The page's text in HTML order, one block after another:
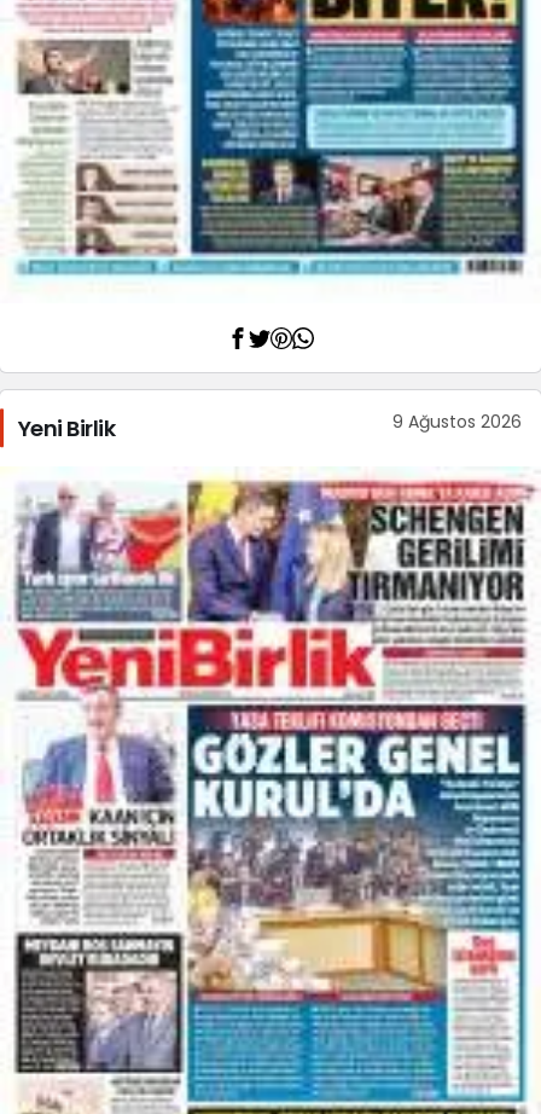
Yeni Birlik 9 Ağustos 2026